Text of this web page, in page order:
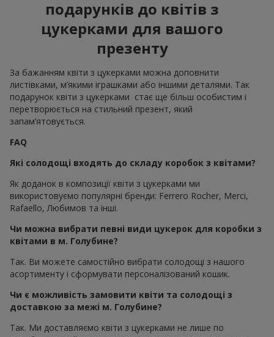
подарунків до квітів з
цукерками для вашого
презенту
За бажанням квіти з цукерками можна доповнити
листівками, м’якими іграшками або іншими деталями. Так
подарунок квіти з цукерками стає ще більш особистим і
перетворюється на стильний презент, який
запам’ятовується.
FAQ
Які солодощі входять до складу коробок з квітами?
Як доданок в композиції квіти з цукерками ми
використовуємо популярні бренди: Ferrero Rocher, Merci,
Rafaello, Любимов та інші.
Чи можна вибрати певні види цукерок для коробки з
квітами в м. Голубине?
Так. Ви можете самостійно вибрати солодощі з нашого
асортименту і сформувати персоналізований кошик.
Чи є можливість замовити квіти та солодощі з
доставкою за межі м. Голубине?
Так. Ми доставляємо квіти з цукерками не лише по